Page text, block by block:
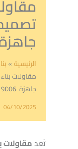
جاهزة
الرئيسية
مقاولات
جاهزة 0554919006
04/10/2025
تُعدمقاولات